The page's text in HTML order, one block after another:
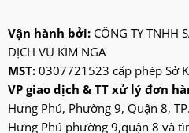
kangaroo
kangen
kdk
ktp
lifan
Vận hành bởi: CÔNG TY TNHH
DỊCH VỤ KIM NGA
MST: 0307721523 cấp phép Sở
VP giao dịch & TT xử lý đơn
Hưng Phú, Phường 9, Quận 8,
Hưng Phú phường 9,quận 8 và